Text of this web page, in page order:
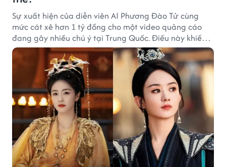
Sự xuất hiện của diễn viên AI Phương Đào Tử cùng
mức cát xê hơn 1 tỷ đồng cho một video quảng cáo
đang gây nhiều chú ý tại Trung Quốc. Điều này khiến
không ít người đặt câu hỏi liệu những ngôi sao hàng
đầu như Bạch Lộc, Triệu Lệ Dĩnh có thể bị thay thế
trong tương lai.